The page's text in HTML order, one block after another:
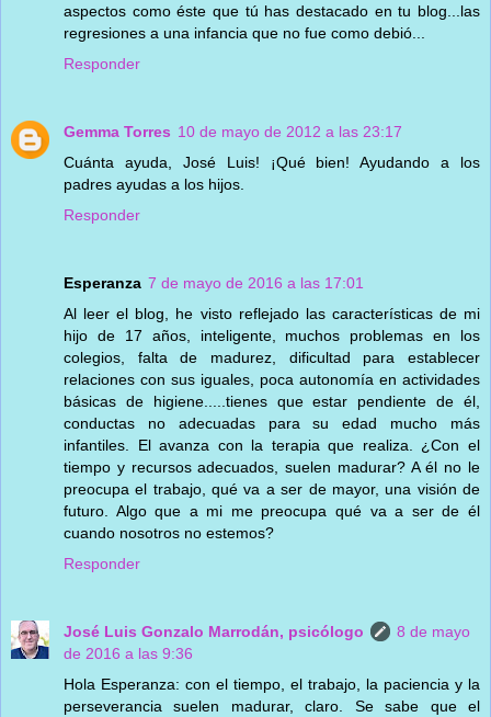
aspectos como éste que tú has destacado en tu blog...las
regresiones a una infancia que no fue como debió...
Responder
Gemma Torres 10 de mayo de 2012 a las 23:17
Cuánta ayuda, José Luis! ¡Qué bien! Ayudando a los
padres ayudas a los hijos.
Responder
Esperanza 7 de mayo de 2016 a las 17:01
Al leer el blog, he visto reflejado las características de mi
hijo de 17 años, inteligente, muchos problemas en los
colegios, falta de madurez, dificultad para establecer
relaciones con sus iguales, poca autonomía en actividades
básicas de higiene.....tienes que estar pendiente de él,
conductas no adecuadas para su edad mucho más
infantiles. El avanza con la terapia que realiza. ¿Con el
tiempo y recursos adecuados, suelen madurar? A él no le
preocupa el trabajo, qué va a ser de mayor, una visión de
futuro. Algo que a mi me preocupa qué va a ser de él
cuando nosotros no estemos?
Responder
José Luis Gonzalo Marrodán, psicólogo
8 de mayo
de 2016 a las 9:36
Hola Esperanza: con el tiempo, el trabajo, la paciencia y la
perseverancia suelen madurar, claro. Se sabe que el